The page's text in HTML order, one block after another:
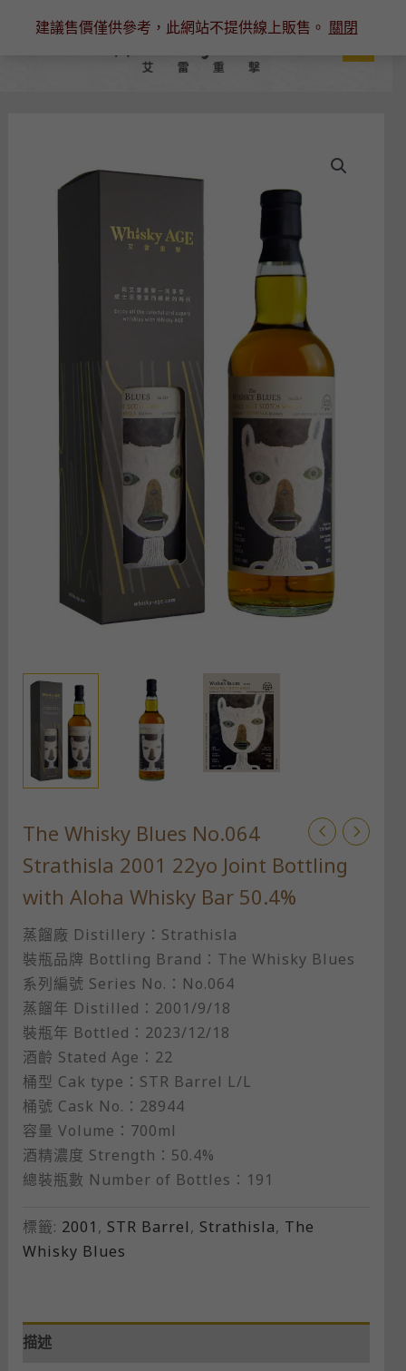
建議售價僅供參考，此網站不提供線上販售。 關閉
The Whisky Blues No.064
Strathisla 2001 22yo Joint Bottling
with Aloha Whisky Bar 50.4%
蒸餾廠 Distillery：Strathisla
裝瓶品牌 Bottling Brand：The Whisky Blues
系列編號 Series No.：No.064
蒸餾年 Distilled：2001/9/18
裝瓶年 Bottled：2023/12/18
酒齡 Stated Age：22
桶型 Cak type：STR Barrel L/L
桶號 Cask No.：28944
容量 Volume：700ml
酒精濃度 Strength：50.4%
總裝瓶數 Number of Bottles：191
標籤: 2001 , STR Barrel, Strathisla, The
Whisky Blues
描述